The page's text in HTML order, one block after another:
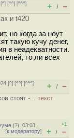
^] [^^] [^^^]
+ / –
и t420
но когда за ноут
такую кучу денег,
в неадекватности.
то ли всех
[^] [^^] [^^^]
+ / –
стоят -... текст
(?), 03:03,
[к модератору]
+1
+ / –